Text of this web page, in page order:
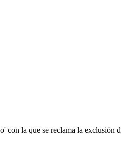
la que se reclama la exclusión